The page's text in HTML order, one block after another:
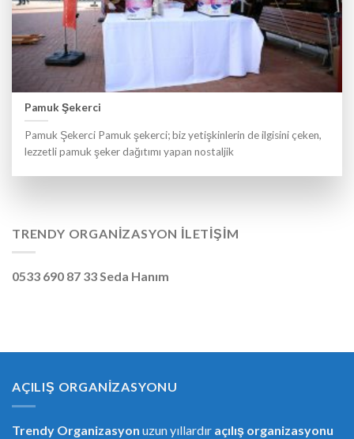
Pamuk Şekerci
Pamuk Şekerci Pamuk şekerci; biz yetişkinlerin de ilgisini çeken,
lezzetli pamuk şeker dağıtımı yapan nostaljik
TRENDY ORGANIZASYON İLETIŞIM
0533 690 87 33 Seda Hanım
AÇILIŞ ORGANIZASYONU
Trendy Organizasyon uzun yıllardır açılış organizasyonu